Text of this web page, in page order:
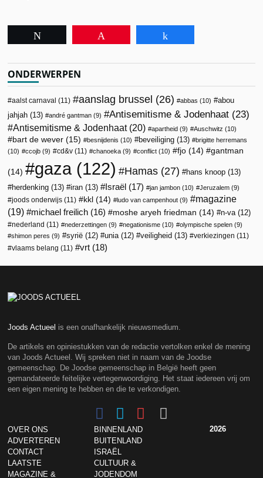
ONDERWERPEN
aalst carnaval (11) aanslag brussel (26) abbas (10)
abou
jahjah (13) andré gantman (9) Antisemitisme & Jodenhaat (23)
Antisemitisme & Jodenhaat(20) apartheid (9) Auschwitz (10)
bart de wever (15) besnijdenis (10) beveiliging (13)
brigitte herremans
(10)
ccojb (9) cd&v (11) chanoeka (9) conflict (10) fjo (14) gantman
(14) gaza(122) Hamas (27) hans knoop (13)
herdenking (13) iran (13) Israël (17) jan jambon (10) Jeruzalem (9)
joods onderwijs (11) kkl (14) ludo van campenhout (9)
magazine
(19)
michael freilich (16) moshe aryeh friedman (14) n-va(12)
nederland (11) nederzettingen (9) negationisme (10) olympische spelen (9)
shimon peres (9) syrië (12) unia(12) veiligheid (13) verkiezingen (11)
vlaams belang (11) vrt (18)
Joods Actueel is een onafhankelijk nieuwsmedium.
De artikels en opiniestukken van de redactie vertolken enkel de mening
van Joods Actueel. Wij spreken niet in naam van de Joodse
gemeenschap. De Joodse gemeenschap in België heeft geen
gemandateerde feitelijke vertegenwoordiging. Het staat iedereen vrij om
een eigen mening te hebben en die te verkondigen.
OVER ONS
ADVERTEREN
CONTACT
LAATSTE
MAGAZINE &
BINNENLAND
BUITENLAND
ISRAËL
CULTUUR &
JODENDOM
2026